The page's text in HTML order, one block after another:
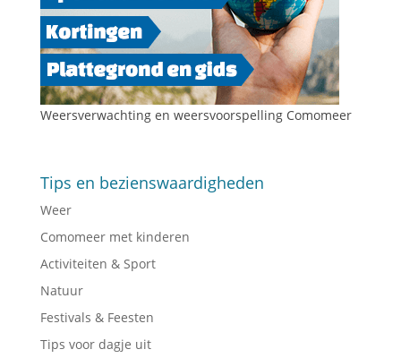
Weersverwachting en weersvoorspelling Comomeer
Tips en bezienswaardigheden
Weer
Comomeer met kinderen
Activiteiten & Sport
Natuur
Festivals & Feesten
Tips voor dagje uit